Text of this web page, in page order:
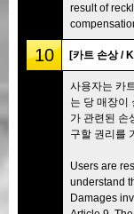
result of
10 [카트 손상 /
사용자는 카
는 당 매장이
가 관련된 손
구할 권리를
Users are
understand
Damages